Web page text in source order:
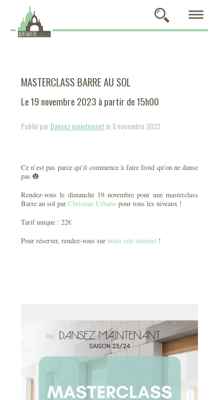
MASTERCLASS BARRE AU SOL
Le 19 novembre 2023 à partir de 15h00
Publié parDansez maintenant le 8 novembre 2023
Ce n’est pas parce qu’il commence à faire froid qu’on ne danse
pas 🎃
Rendez-vous le dimanche 19 novembre pour une masterclass
Barre au sol par Christine Urbanopour tous les niveaux !
Tarif unique : 22€
Pour réserver, rendez-vous sur notre site internet!